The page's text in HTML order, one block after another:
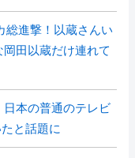
総進撃！以蔵さんい
田以蔵だけ連れて
本の普通のテレビ
と話題に